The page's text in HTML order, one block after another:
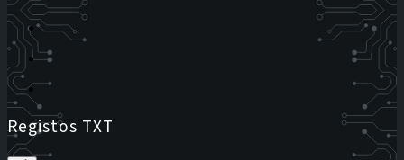
Registos TXT